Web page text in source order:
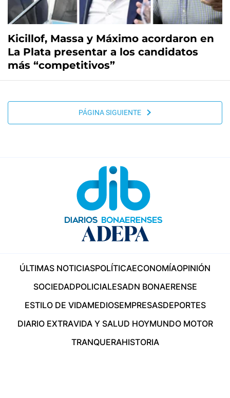
Kicillof, Massa y Máximo acordaron en
La Plata presentar a los candidatos
más “competitivos”
PÁGINA SIGUIENTE
ÚLTIMAS NOTICIASPOLÍTICAECONOMÍAOPINIÓN
SOCIEDADPOLICIALESADN BONAERENSE
ESTILO DE VIDAMEDIOSEMPRESASDEPORTES
DIARIO EXTRAVIDA Y SALUD HOYMUNDO MOTOR
TRANQUERAHISTORIA